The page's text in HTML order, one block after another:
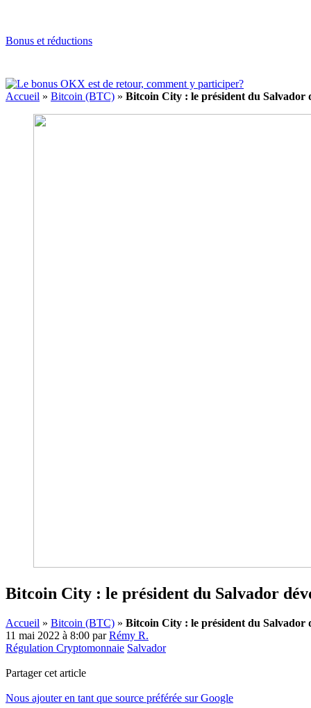
Bonus et réductions
Accueil » Bitcoin (BTC) » Bitcoin City : le président du Salvador
Bitcoin City : le président du Salvador
Accueil » Bitcoin (BTC) » Bitcoin City : le président du Salvador
11 mai 2022 à 8:00 parRémy R.
Régulation Cryptomonnaie Salvador
Partager cet article
Nous ajouter en tant que source préférée sur Google